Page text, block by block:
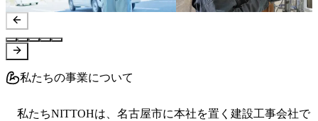
私たちの事業について
私たちNITTOHは、名古屋市に本社を置く建設工事会社で